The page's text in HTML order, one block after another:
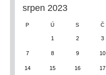
srpen 2023
P Ú S Č
1 2 3
7 8 9 10
14 15 16 17